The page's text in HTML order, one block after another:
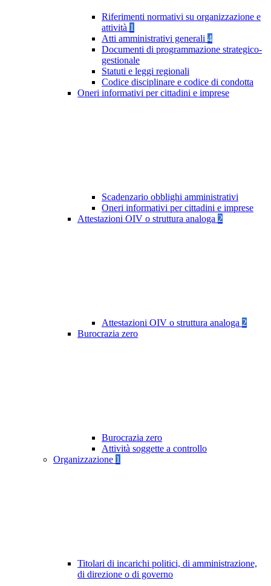
Riferimenti normativi su organizzazione e
attività 1
Atti amministrativi generali 4
Documenti di programmazione strategico-
gestionale
Statuti e leggi regionali
Codice disciplinare e codice di condotta
Oneri informativi per cittadini e imprese
Scadenzario obblighi amministrativi
Oneri informativi per cittadini e imprese
Attestazioni OIV o struttura analoga 2
Attestazioni OIV o struttura analoga 2
Burocrazia zero
Burocrazia zero
Attività soggette a controllo
Organizzazione 1
Titolari di incarichi politici, di amministrazione,
di direzione o di governo